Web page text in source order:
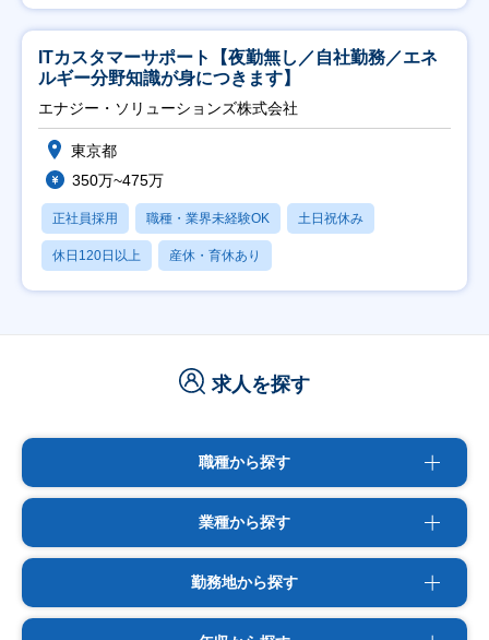
ITカスタマーサポート【夜勤無し／自社勤務／エネ
ルギー分野知識が身につきます】
エナジー・ソリューションズ株式会社
東京都
350万~475万
正社員採用 職種・業界未経験OK 土日祝休み
休日120日以上 産休・育休あり
求人を探す
職種から探す
業種から探す
勤務地から探す